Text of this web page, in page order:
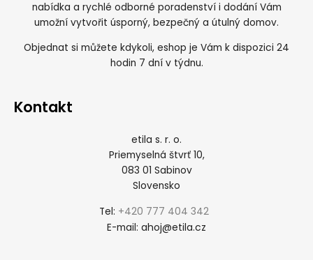
nabídka a rychlé odborné poradenství i dodání Vám
umožní vytvořit úsporný, bezpečný a útulný domov.
Objednat si můžete kdykoli, eshop je Vám k dispozici 24
hodin 7 dní v týdnu.
Kontakt
etila s. r. o.
Priemyselná štvrť 10,
083 01 Sabinov
Slovensko
Tel: +420 777 404 342
E-mail: ahoj@etila.cz